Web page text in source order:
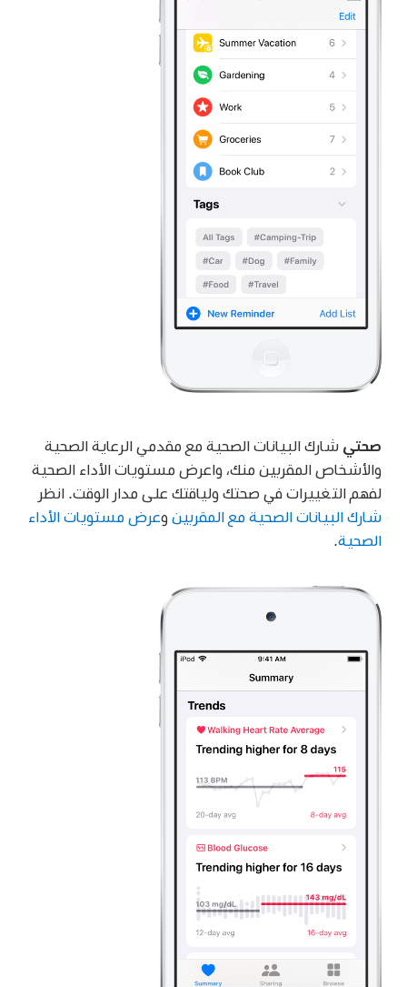
صحتي شارك البيانات الصحية مع مقدمي الرعاية الصحية
والأشخاص المقربين منك، واعرض مستويات الأداء الصحية
لفهم التغييرات في صحتك ولياقتك على مدار الوقت. انظر
شارك البيانات الصحية مع المقربين وعرض مستويات الأداء
الصحية